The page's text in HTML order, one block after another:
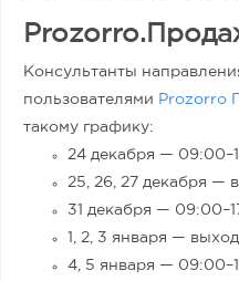
Консультанты
пользователями Prozorro
такому графику:
24 декабря — 09:00–
25, 26, 27 декабря —
31 декабря — 09:00–
1, 2, 3 января —
4, 5 января — 09:00–